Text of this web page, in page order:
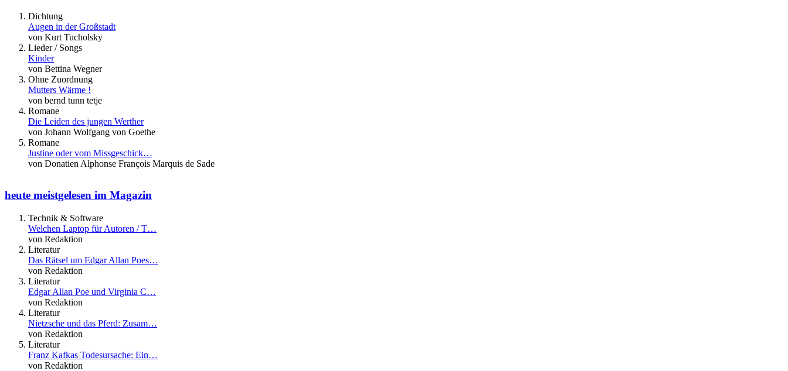
Dichtung
Augen in der Großstadt
von Kurt Tucholsky
Lieder / Songs
Kinder
von Bettina Wegner
Ohne Zuordnung
Mutters Wärme !
von bernd tunn tetje
Romane
Die Leiden des jungen Werther
von Johann Wolfgang von Goethe
Romane
Justine oder vom Missgeschick…
von Donatien Alphonse François Marquis de Sade
heute meistgelesen im Magazin
Technik & Software
Welchen Laptop für Autoren / T…
von Redaktion
Literatur
Das Rätsel um Edgar Allan Poes…
von Redaktion
Literatur
Edgar Allan Poe und Virginia C…
von Redaktion
Literatur
Nietzsche und das Pferd: Zusam…
von Redaktion
Literatur
Franz Kafkas Todesursache: Ein…
von Redaktion